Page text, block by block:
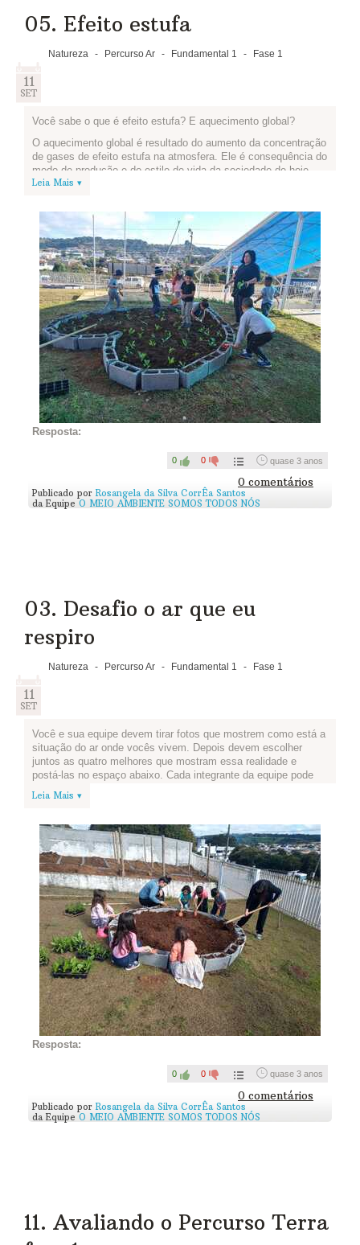
pelo espaço disponível abaixo:
05. Efeito estufa
Natureza - Percurso Ar - Fundamental 1 - Fase 1
11
SET
Você sabe o que é efeito estufa? E aquecimento global?
O aquecimento global é resultado do aumento da concentração
de gases de efeito estufa na atmosfera. Ele é consequência do
modo de produção e do estilo de vida da sociedade de hoje.
transporte e termina no descarte. Em todas essas etapas,
ocorrem emissões de gases de efeito estufa. Nossas escolhas
de consumo têm, portanto, impacto direto no aquecimento
global.
Pequenas mudanças de hábito podem contribuir muito no
combate às mudanças climáticas.
Veja cinco atitudes que você pode ter para diminuir suas
emissões de gases de efeito estufa.
Depois faça um desenho no computador ou em papel para
ilustrar uma das cinco atitudes que você aprendeu, e publique
pelo campo abaixo.
Leia Mais ▾
Resposta:
0 0 quase 3 anos
0 comentários
Publicado por Rosangela da Silva CorrÊa Santos
da Equipe O MEIO AMBIENTE SOMOS TODOS NÓS
03. Desafio o ar que eu
respiro
Natureza - Percurso Ar - Fundamental 1 - Fase 1
11
SET
Você e sua equipe devem tirar fotos que mostrem como está a
situação do ar onde vocês vivem. Depois devem escolher
juntos as quatro melhores que mostram essa realidade e
postá-las no espaço abaixo. Cada integrante da equipe pode
postar uma foto.
melhor qualidade, mostre essas diferenças!
Se não for possível tirar fotos, vale desenhar!
Leia Mais ▾
Resposta:
0 0 quase 3 anos
0 comentários
Publicado por Rosangela da Silva CorrÊa Santos
da Equipe O MEIO AMBIENTE SOMOS TODOS NÓS
11. Avaliando o Percurso Terra